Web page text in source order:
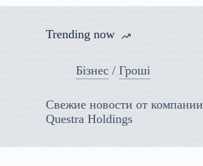
Trending now
Бізнес /Гроші
Свежие новости от компании
Questra Holdings